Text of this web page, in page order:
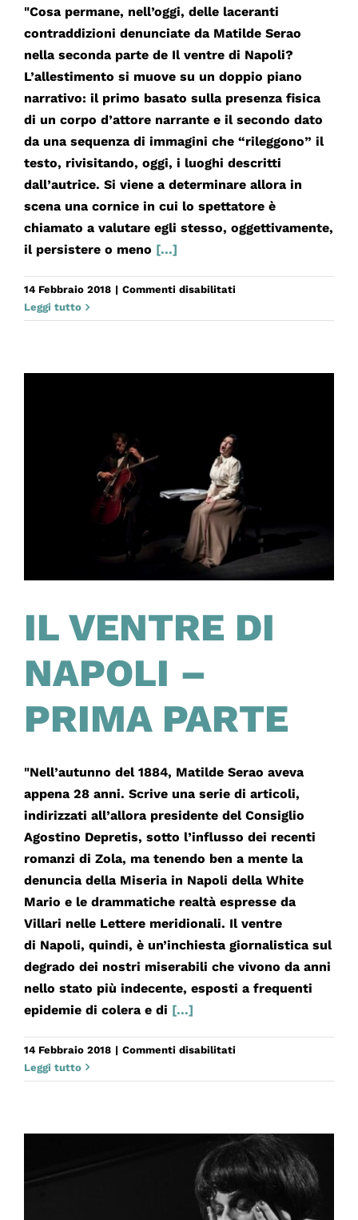
"Cosa permane, nell’oggi, delle laceranti
contraddizioni denunciate da Matilde Serao
nella seconda parte de Il ventre di Napoli?
L’allestimento si muove su un doppio piano
narrativo: il primo basato sulla presenza fisica
di un corpo d’attore narrante e il secondo dato
da una sequenza di immagini che “rileggono” il
testo, rivisitando, oggi, i luoghi descritti
dall’autrice. Si viene a determinare allora in
scena una cornice in cui lo spettatore è
chiamato a valutare egli stesso, oggettivamente,
il persistere o meno [...]
14 Febbraio 2018 | Commenti disabilitatisu
VENTRE
–
Leggi tutto
IL VENTRE DI
NAPOLI –
PRIMA PARTE
"Nell’autunno del 1884, Matilde Serao aveva
appena 28 anni. Scrive una serie di articoli,
indirizzati all’allora presidente del Consiglio
Agostino Depretis, sotto l’influsso dei recenti
romanzi di Zola, ma tenendo ben a mente la
denuncia della Miseria in Napoli della White
Mario e le drammatiche realtà espresse da
Villari nelle Lettere meridionali. Il ventre
di Napoli, quindi, è un’inchiesta giornalistica sul
degrado dei nostri miserabili che vivono da anni
nello stato più indecente, esposti a frequenti
epidemie di colera e di [...]
14 Febbraio 2018 | Commenti disabilitatisu
VENTRE
–
PRIMA
PARTE
Leggi tutto